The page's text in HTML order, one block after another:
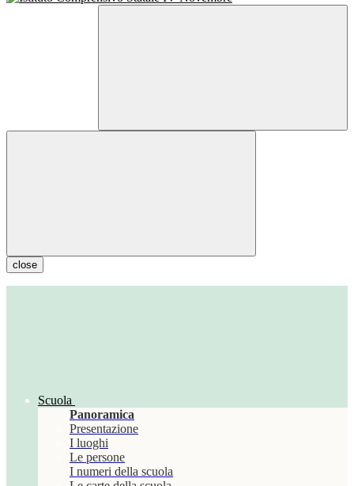
close
Scuola
Panoramica
Presentazione
I luoghi
Le persone
I numeri della scuola